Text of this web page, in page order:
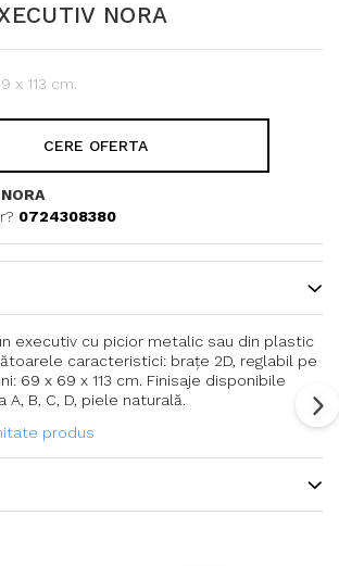
NORA
x 113 cm.
CERE OFERTA
0724308380
executiv cu picior metalic sau din plastic
caracteristici: brațe 2D, reglabil pe
69 x 69 x 113 cm. Finisaje disponibile
B, C, D, piele naturală.
produs